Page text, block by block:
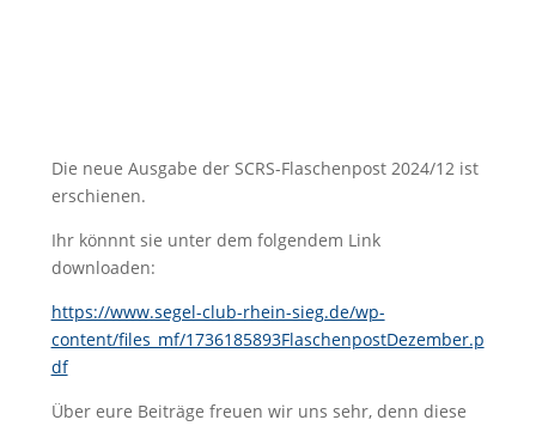
Die neue Ausgabe der SCRS-Flaschenpost 2024/12 ist
erschienen.
Ihr könnnt sie unter dem folgendem Link
downloaden:
https://www.segel-club-rhein-sieg.de/wp-
content/files_mf/1736185893FlaschenpostDezember.p
df
Über eure Beiträge freuen wir uns sehr, denn diese